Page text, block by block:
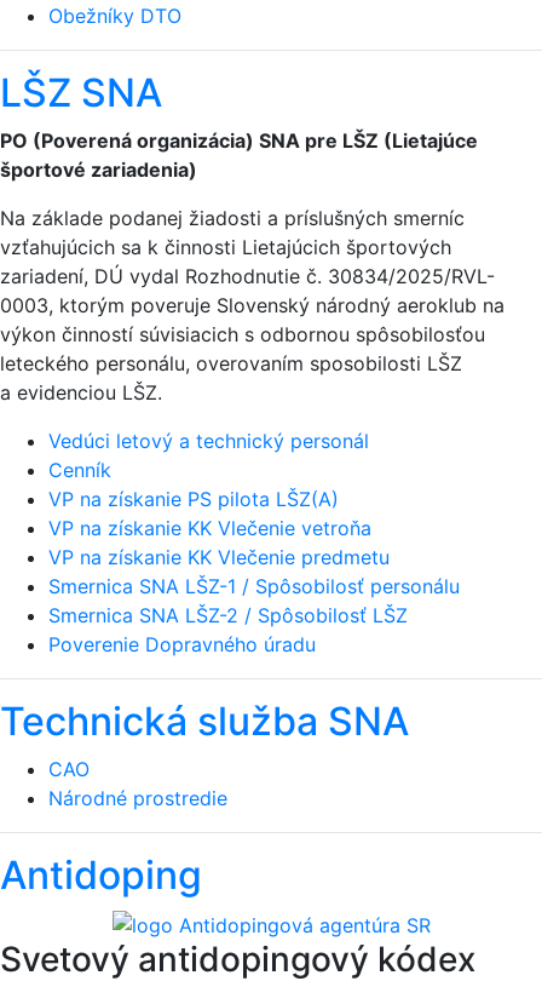
Obežníky DTO
LŠZ SNA
PO (Poverená organizácia) SNA pre LŠZ (Lietajúce
športové zariadenia)
Na základe podanej žiadosti a príslušných smerníc
vzťahujúcich sa k činnosti Lietajúcich športových
zariadení, DÚ vydal Rozhodnutie č. 30834/2025/RVL-
0003, ktorým poveruje Slovenský národný aeroklub na
výkon činností súvisiacich s odbornou spôsobilosťou
leteckého personálu, overovaním sposobilosti LŠZ
a evidenciou LŠZ.
Vedúci letový a technický personál
Cenník
VP na získanie PS pilota LŠZ(A)
VP na získanie KK Vlečenie vetroňa
VP na získanie KK Vlečenie predmetu
Smernica SNA LŠZ-1 / Spôsobilosť personálu
Smernica SNA LŠZ-2 / Spôsobilosť LŠZ
Poverenie Dopravného úradu
Technická služba SNA
CAO
Národné prostredie
Antidoping
Svetový antidopingový kódex